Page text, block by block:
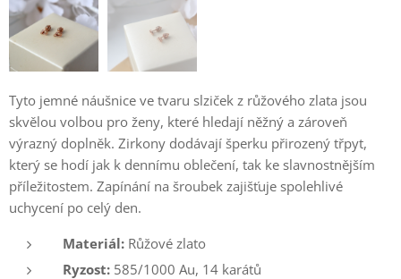
Tyto jemné náušnice ve tvaru slziček z růžového zlata jsou
skvělou volbou pro ženy, které hledají něžný a zároveň
výrazný doplněk. Zirkony dodávají šperku přirozený třpyt,
který se hodí jak k dennímu oblečení, tak ke slavnostnějším
příležitostem. Zapínání na šroubek zajišťuje spolehlivé
uchycení po celý den.
Materiál: Růžové zlato
Ryzost: 585/1000 Au, 14 karátů